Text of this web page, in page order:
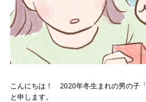
こんにちは！ 2020年冬生まれの男の子
と申します。